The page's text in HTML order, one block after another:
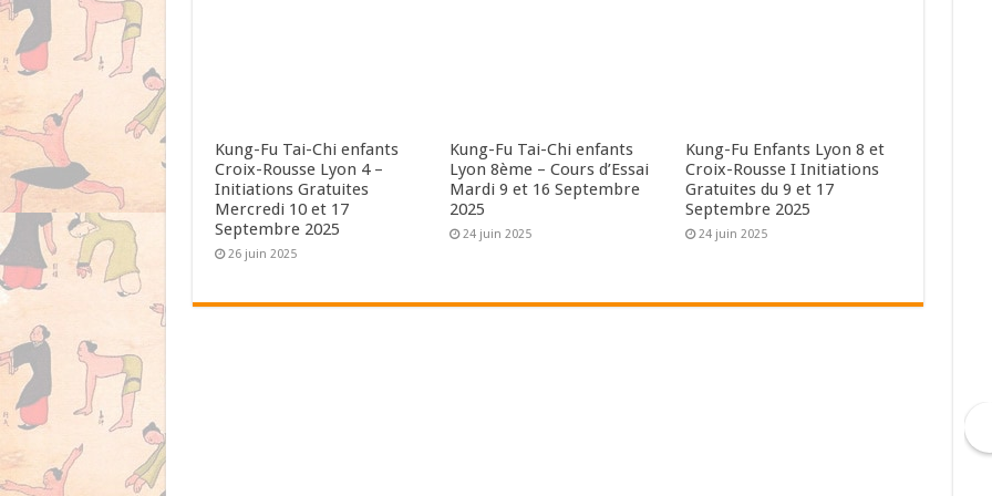
Kung-Fu Tai-Chi enfants
Croix-Rousse Lyon 4 –
Initiations Gratuites
Mercredi 10 et 17
Septembre 2025
26 juin 2025
Kung-Fu Tai-Chi enfants
Lyon 8ème – Cours d’Essai
Mardi 9 et 16 Septembre
2025
24 juin 2025
Kung-Fu Enfants Lyon 8 et
Croix-Rousse I Initiations
Gratuites du 9 et 17
Septembre 2025
24 juin 2025